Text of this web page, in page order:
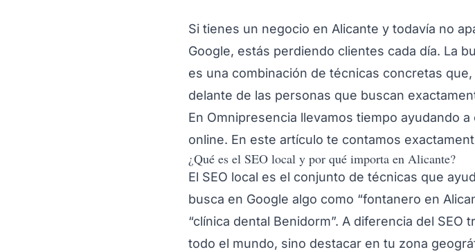
Si tienes un negocio en Alicante y todavía no
Google, estás perdiendo clientes cada día. La
es una combinación de técnicas concretas
delante de las personas que buscan
En Omnipresencia llevamos tiempo ayudando
online. En este artículo te contamos
¿Qué es el SEO local y por qué importa en Alicante?
El SEO local es el conjunto de técnicas que
busca en Google algo como “fontanero en
“clínica dental Benidorm”. A diferencia del
todo el mundo, sino destacar en tu zona